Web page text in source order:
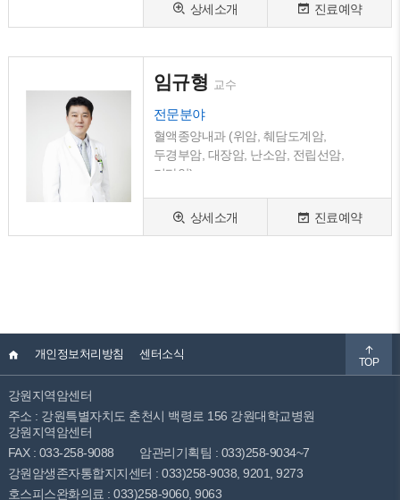
상세소개 진료예약
임규형 교수
전문분야
혈액종양내과 (위암, 췌담도계암,
두경부암, 대장암, 난소암, 전립선암,
기타암)
상세소개 진료예약
개인정보처리방침 센터소식
TOP
강원지역암센터
주소 : 강원특별자치도 춘천시 백령로 156 강원대학교병원
강원지역암센터
FAX : 033-258-9088
암관리기획팀 : 033)258-9034~7
강원암생존자통합지지센터 : 033)258-9038, 9201, 9273
호스피스완화의료 : 033)258-9060, 9063